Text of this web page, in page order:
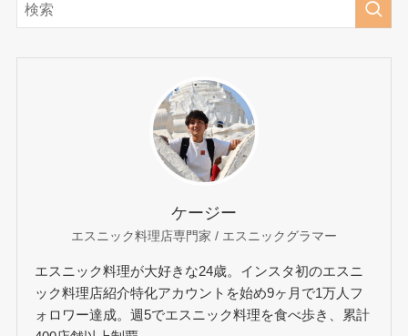
ケージー
エスニック料理店専門家 / エスニックグラマー
エスニック料理が大好きな24歳。インスタ初のエスニ
ック料理店紹介特化アカウントを始め9ヶ月で1万人フ
ォロワー達成。週5でエスニック料理を食べ歩き、累計